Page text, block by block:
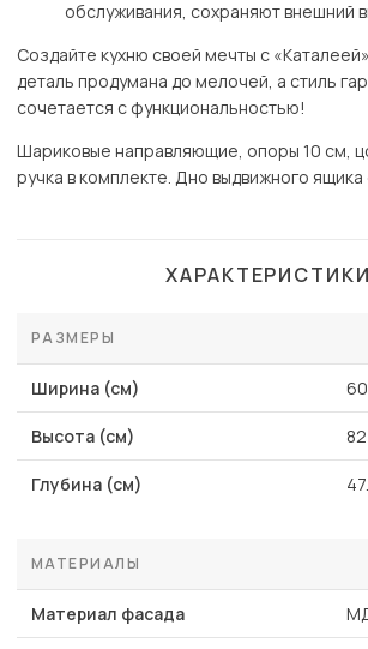
обслуживания, сохраняют внешний
Создайте кухню своей мечты с
деталь продумана до мелочей, а стиль
сочетается с функциональностью!
Шариковые направляющие, опоры 10 см,
ручка в комплекте. Дно выдвижного
ХАРАКТЕРИСТИКИ
РАЗМЕРЫ
Ширина (см) 60
Высота (см) 82
Глубина (см)
МАТЕРИАЛЫ
Материал фасада